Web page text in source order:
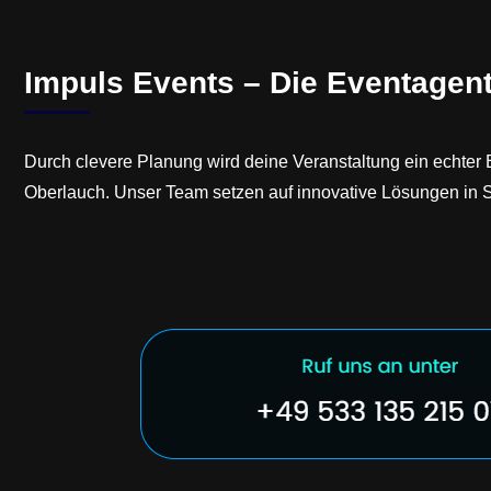
Impuls Events – Die
Durch clevere Planung wird deine Veranstaltung ein
Oberlauch. Unser Team setzen auf innovative Lösungen in